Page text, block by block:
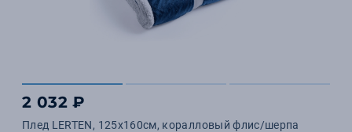
2 032 ₽
Плед LERTEN, 125x160см, коралловый флис/шерпа